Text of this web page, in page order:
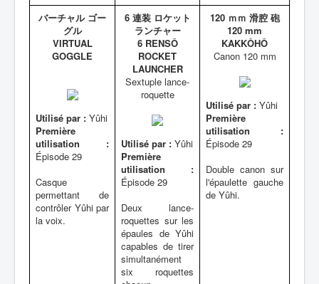
バーチャル ゴー
グル
VIRTUAL
GOGGLE
Utilisé par : Yûhi
Première
utilisation :
Épisode 29
Casque
permettant de
contrôler Yûhi par
la voix.
6 連装 ロケット
ランチャー
6 RENSÔ
ROCKET
LAUNCHER
Sextuple lance-
roquette
Utilisé par : Yûhi
Première
utilisation :
Épisode 29
Deux lance-
roquettes sur les
épaules de Yûhi
capables de tirer
simultanément
six roquettes
120 ｍｍ 滑腔 砲
120 mm
KAKKÔHÔ
Canon 120 mm
Utilisé par : Yûhi
Première
utilisation :
Épisode 29
Double canon sur
l'épaulette gauche
de Yûhi.